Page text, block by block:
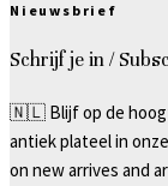
Nieuwsbrief
Schrijf je in /
🇳🇱 Blijf op de
antiek plateel in
on new arrives and